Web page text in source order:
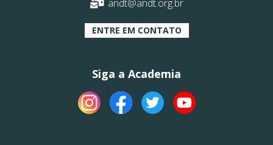
andt@andt.org.br
ENTRE EM CONTATO
Siga a Academia